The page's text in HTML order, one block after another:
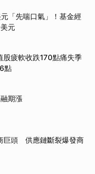
「先喘口氣」！基金經
元
股疲軟收跌170點痛失季
點
期漲
巨頭 供應鏈斷裂爆發商